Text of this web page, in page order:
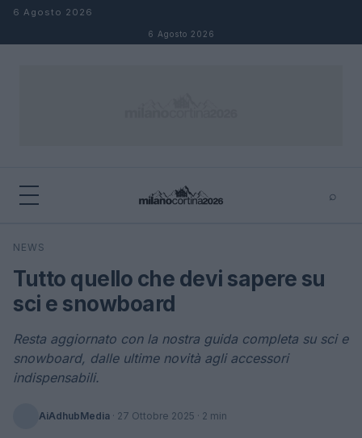
Salta al contenuto
6 Agosto 2026
6 Agosto 2026
⌕
Cerca
NEWS
Tutto quello che devi sapere su
sci e snowboard
Resta aggiornato con la nostra guida completa su sci e
snowboard, dalle ultime novità agli accessori
indispensabili.
AiAdhubMedia · 27 Ottobre 2025 · 2 min